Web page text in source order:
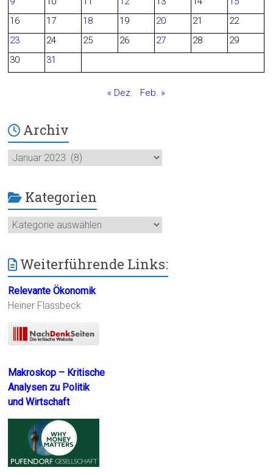
16
17 18 19 20 21
22
23
24 25 26 27 28
29
30
31
« Dez. Feb. »
Archiv
Archiv
Kategorien
Kategorien
Weiterführende Links:
Relevante Ökonomik
Heiner Flassbeck
Makroskop – Kritische
Analysen zu Politik
und Wirtschaft